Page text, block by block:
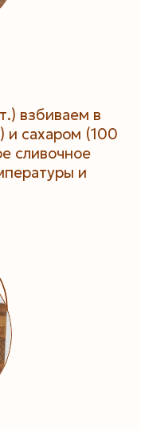
взбиваем в
и сахаром (100
сливочное
и